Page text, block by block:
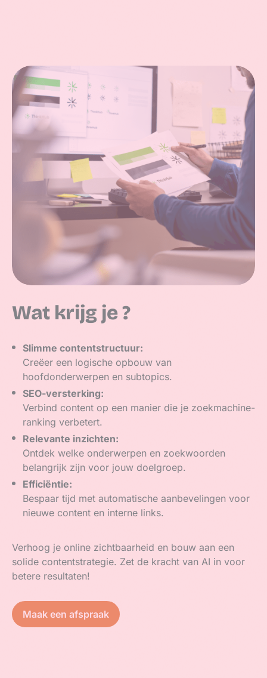
Wat krijg je ?
Slimme contentstructuur:
Creëer een logische opbouw van
hoofdonderwerpen en subtopics.
SEO-versterking:
Verbind content op een manier die je zoekmachine-
ranking verbetert.
Relevante inzichten:
Ontdek welke onderwerpen en zoekwoorden
belangrijk zijn voor jouw doelgroep.
Efficiëntie:
Bespaar tijd met automatische aanbevelingen voor
nieuwe content en interne links.
Verhoog je online zichtbaarheid en bouw aan een
solide contentstrategie. Zet de kracht van AI in voor
betere resultaten!
Maak een afspraak